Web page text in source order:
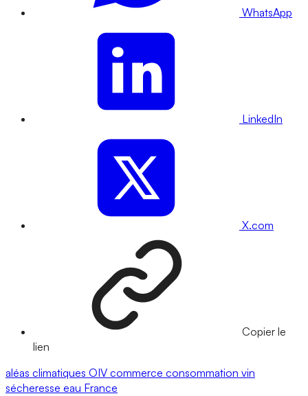
WhatsApp
LinkedIn
X.com
Copier le
lien
aléas climatiques OIV commerce consommation vin
sécheresse eau France